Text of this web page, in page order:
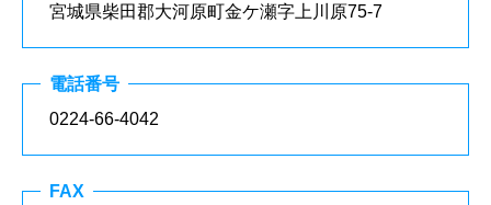
宮城県柴田郡大河原町金ケ瀬字上川原75-7
電話番号
0224-66-4042
FAX